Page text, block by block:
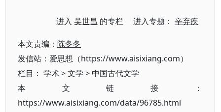
进入吴世昌 的专栏 进入专题：辛弃疾
本文责编： 陈冬冬
发信站：爱思想（https://www.aisixiang.com）
栏目： 学术>文学 >中国古代文学
本文链接：
https://www.aisixiang.com/data/96785.html